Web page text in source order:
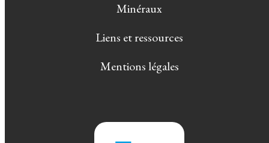
Minéraux
Liens et ressources
Mentions légales